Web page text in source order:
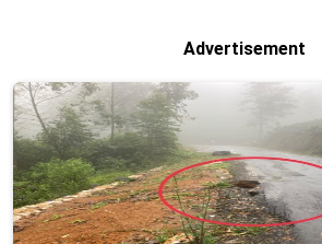
Advertisement